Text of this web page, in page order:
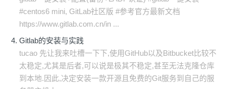
#centos6 mini, GitLab社区版 #参考官方最新文档
https://www.gitlab.com.cn/in ...
Gitlab的安装与实践
tucao 先让我来吐槽一下下,使用GitHub以及Bitbucket比较不
太稳定,尤其是后者,可以说是极其不稳定,甚至无法克隆仓库
到本地.因此,决定安装一款开源且免费的Git服务到自己的服